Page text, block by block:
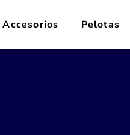
Accesorios Pelotas